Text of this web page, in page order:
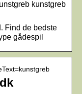
kunstgreb
Find de bedste
gådespil